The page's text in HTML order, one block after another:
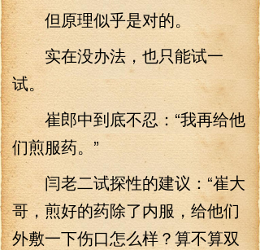
但原理似乎是对的。
实在没办法，也只能试一
试。
崔郎中到底不忍：“我再给他
们煎服药。”
闫老二试探性的建议：“崔大
哥，煎好的药除了内服，给他们
外敷一下伤口怎么样？算不算双